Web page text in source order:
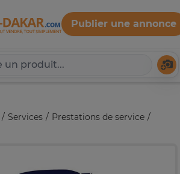
Expat-Dakar
Publier une annonce
Services Prestations de service